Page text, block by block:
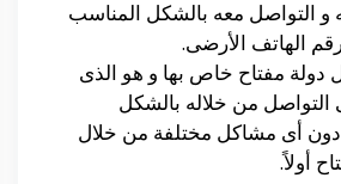
و التواصل معه بالشكل المناسب
الهاتف الأرضى.
دولة مفتاح خاص بها و هو الذى
من خلاله بالشكل
أى مشاكل مختلفة من خلال
أولاً.